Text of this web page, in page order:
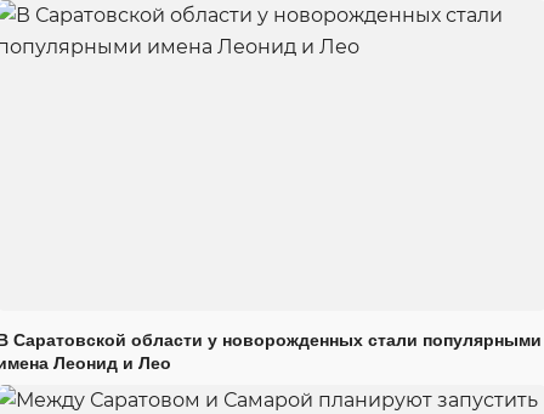
Саратовской области у новорожденных стали популярными
Леонид и Лео